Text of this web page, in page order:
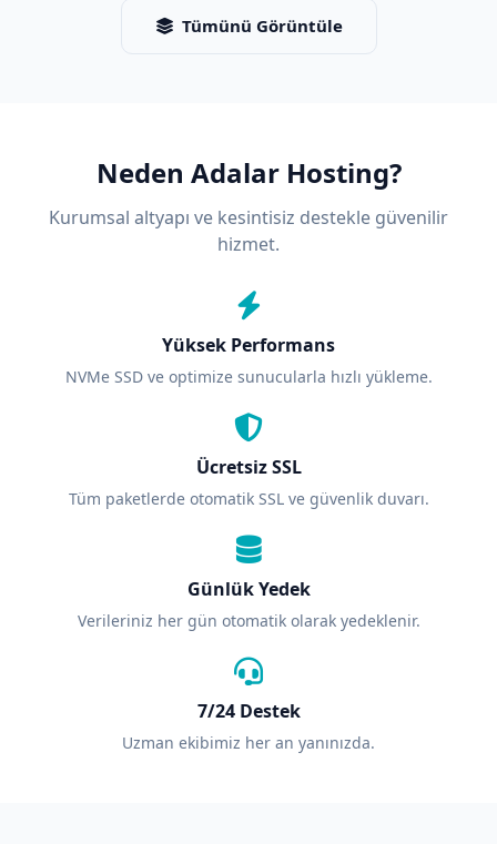
Tümünü Görüntüle
Neden Adalar Hosting?
Kurumsal altyapı ve kesintisiz destekle güvenilir
hizmet.
Yüksek Performans
NVMe SSD ve optimize sunucularla hızlı yükleme.
Ücretsiz SSL
Tüm paketlerde otomatik SSL ve güvenlik duvarı.
Günlük Yedek
Verileriniz her gün otomatik olarak yedeklenir.
7/24 Destek
Uzman ekibimiz her an yanınızda.